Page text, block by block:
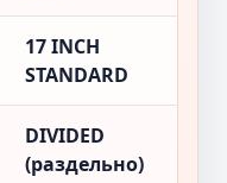
17 INCH
STANDARD
DIVIDED
(раздельно)